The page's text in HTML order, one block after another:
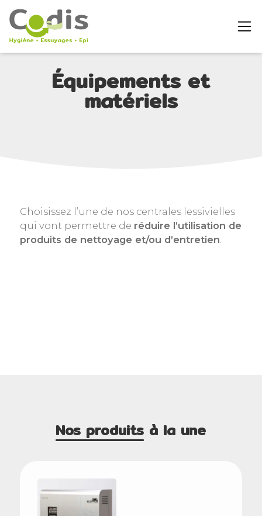
Équipements et
matériels
Choisissez l’une de nos centrales lessivielles
qui vont permettre de réduire l’utilisation de
produits de nettoyage et/ou d’entretien.
Nos produits à la une